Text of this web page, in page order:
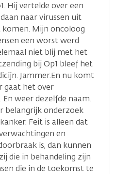
Hij vertelde over een
naar virussen uit
Mijn oncoloog
een worst werd
niet blij met het
bij Op1 bleef het
Jammer.En nu komt
gaat het over
weer dezelfde naam.
belangrijk onderzoek
Feit is alleen dat
en
is, dan kunnen
die in behandeling zijn
die in de toekomst te